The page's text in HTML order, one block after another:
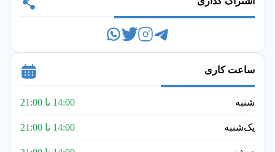
ساعت کاری
شنبه 14:00 تا 21:00
یک‌شنبه 14:00 تا 21:00